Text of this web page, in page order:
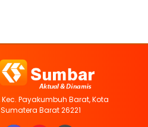
Payakumbuh Barat, Kota
Barat 26221